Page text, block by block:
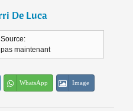
De Luca
Source:
pas maintenant
WhatsApp Image